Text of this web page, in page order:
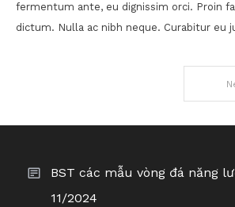
fermentum ante, eu dignissim orci. Proin
dictum. Nulla ac nibh neque. Curabitur eu
hướng
viết
BST các mẫu vòng đá năng
11/2024